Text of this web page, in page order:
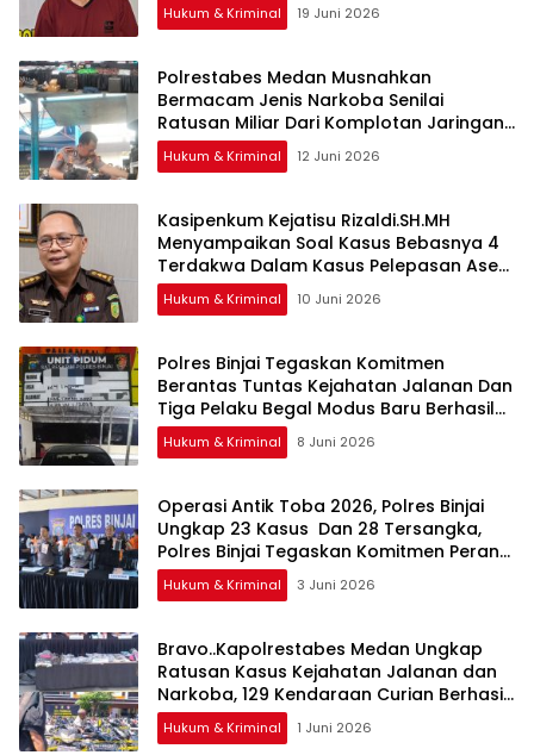
Hukum & Kriminal 19 Juni 2026
Polrestabes Medan Musnahkan
Bermacam Jenis Narkoba Senilai
Ratusan Miliar Dari Komplotan Jaringan
Internasional
Hukum & Kriminal 12 Juni 2026
Kasipenkum Kejatisu Rizaldi.SH.MH
Menyampaikan Soal Kasus Bebasnya 4
Terdakwa Dalam Kasus Pelepasan Aset
Perkebunan PTPN ll JPU, Akan Banding
Hukum & Kriminal 10 Juni 2026
Polres Binjai Tegaskan Komitmen
Berantas Tuntas Kejahatan Jalanan Dan
Tiga Pelaku Begal Modus Baru Berhasil
Diringkus Tim Cobra
Hukum & Kriminal 8 Juni 2026
Operasi Antik Toba 2026, Polres Binjai
Ungkap 23 Kasus Dan 28 Tersangka,
Polres Binjai Tegaskan Komitmen Perangi
Narkoba Di Wilayah Hukumnya
Hukum & Kriminal 3 Juni 2026
Bravo..Kapolrestabes Medan Ungkap
Ratusan Kasus Kejahatan Jalanan dan
Narkoba, 129 Kendaraan Curian Berhasil
Diamankan
Hukum & Kriminal 1 Juni 2026